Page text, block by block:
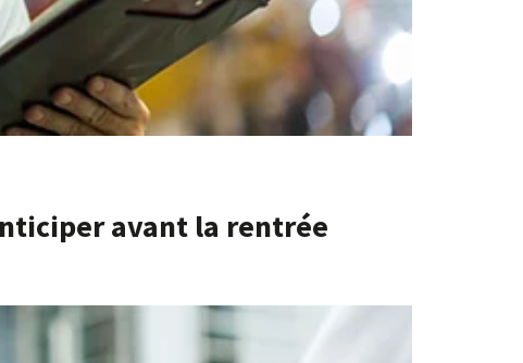
avant la rentrée